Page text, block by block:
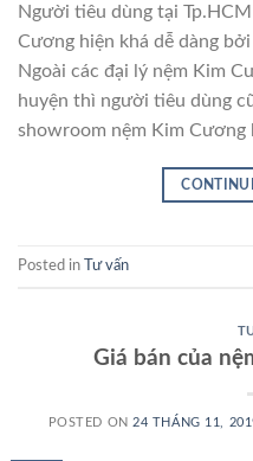
Người tiêu dùng tại
Cương hiện khá dễ dàng
Ngoài các đại lý nệm Kim
huyện thì người tiêu dùng
showroom nệm Kim Cương
Posted in Tư vấn
Giá bán của
POSTED ON 24 THÁNG 11,